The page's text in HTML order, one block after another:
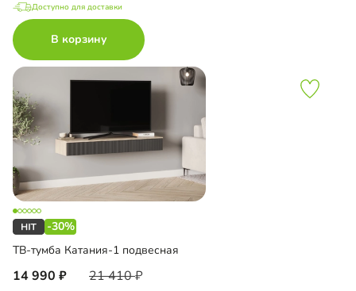
Доступно для доставки
В корзину
-30%
ТВ-тумба Катания-1 подвесная
14 990 21 410